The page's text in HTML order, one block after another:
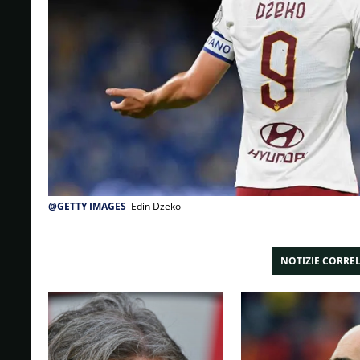
@GETTY IMAGES Edin Dzeko
NOTIZIE